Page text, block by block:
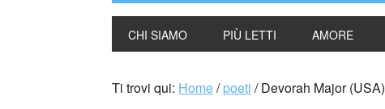
CHI SIAMO PIÙ LETTI AMORE
Ti trovi qui: Home/ poeti /Devorah Major (USA)